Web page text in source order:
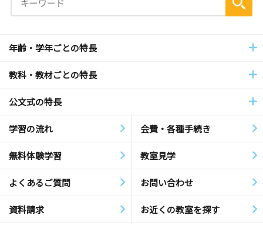
年齢・学年ごとの特長
教科・教材ごとの特長
公文式の特長
学習の流れ 会費・各種手続き
無料体験学習 教室見学
よくあるご質問 お問い合わせ
資料請求 お近くの教室を探す